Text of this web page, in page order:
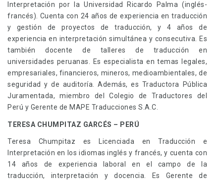
Interpretación por la Universidad Ricardo Palma (inglés-
francés). Cuenta con 24 años de experiencia en traducción
y gestión de proyectos de traducción, y 4 años de
experiencia en interpretación simultánea y consecutiva. Es
también docente de talleres de traducción en
universidades peruanas. Es especialista en temas legales,
empresariales, financieros, mineros, medioambientales, de
seguridad y de auditoría. Además, es Traductora Pública
Juramentada, miembro del Colegio de Traductores del
Perú y Gerente de MAPE Traducciones S.A.C.
TERESA CHUMPITAZ GARCÉS – PERÚ
Teresa Chumpitaz es Licenciada en Traducción e
Interpretación en los idiomas inglés y francés, y cuenta con
14 años de experiencia laboral en el campo de la
traducción, interpretación y docencia. Es Gerente de